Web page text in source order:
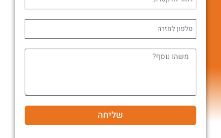
שליחה